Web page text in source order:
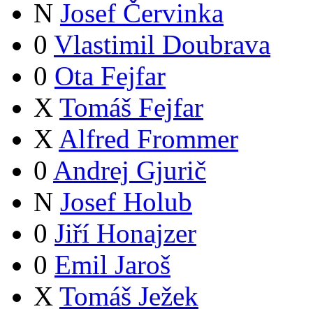
N Josef Červinka
0 Vlastimil Doubrava
0 Ota Fejfar
X Tomáš Fejfar
X Alfred Frommer
0 Andrej Gjurič
N Josef Holub
0 Jiří Honajzer
0 Emil Jaroš
X Tomáš Ježek